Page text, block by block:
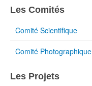
Les Comités
Comité Scientifique
Comité Photographique
Les Projets